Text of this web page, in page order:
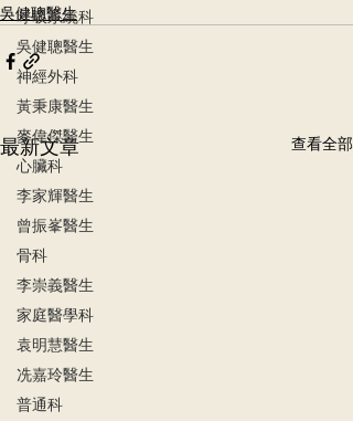
呼吸系統科
吳健聰醫生
神經外科
黃秉康醫生
麥偉傑醫生
心臟科
李家輝醫生
曾振峯醫生
骨科
李崇義醫生
家庭醫學科
袁明慧醫生
冼嘉玲醫生
普通科
吳健聰醫生
最新文章 查看全部